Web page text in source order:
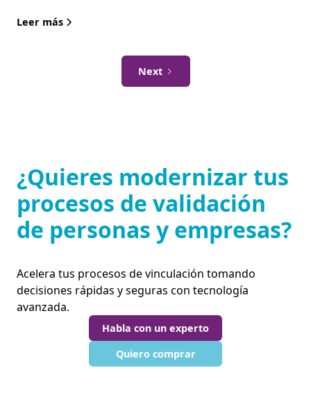
Leer más
Next
¿Quieres modernizar tus
procesos de validación
de personas y empresas?
Acelera tus procesos de vinculación tomando
decisiones rápidas y seguras con tecnología
avanzada.
Habla con un experto
Quiero comprar